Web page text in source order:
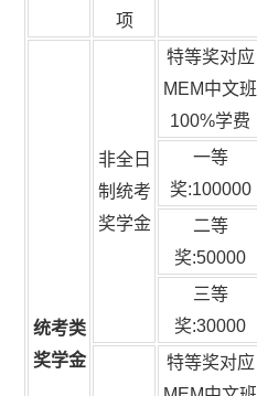
项
统考类
奖学金
非全日
制统考
奖学金
特等奖对应
MEM中文班
100%学费
一等
奖:100000
二等
奖:50000
三等
奖:30000
特等奖对应